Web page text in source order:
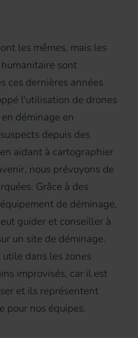
les mêmes, mais les
sont
ces dernières années
l'utilisation de drones
déminage en
depuis des
aidant à cartographier
nous prévoyons de
Grâce à des
de déminage,
guider et conseiller à
un site de déminage.
dans les zones
improvisés, car il est
et ils représentent
pour nos équipes.